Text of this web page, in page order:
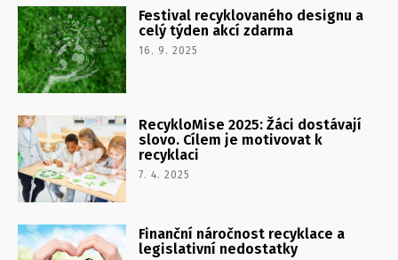
Festival recyklovaného designu a
celý týden akcí zdarma
16. 9. 2025
RecykloMise 2025: Žáci dostávají
slovo. Cílem je motivovat k
recyklaci
7. 4. 2025
Finanční náročnost recyklace a
legislativní nedostatky